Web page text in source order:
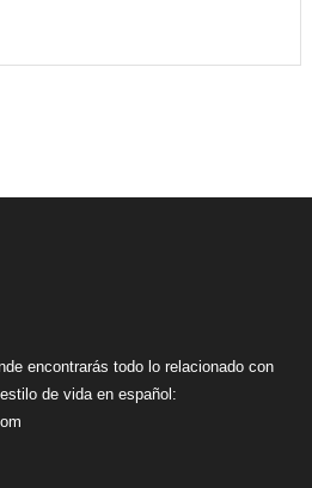
encontrarás todo lo relacionado con
de vida en español: